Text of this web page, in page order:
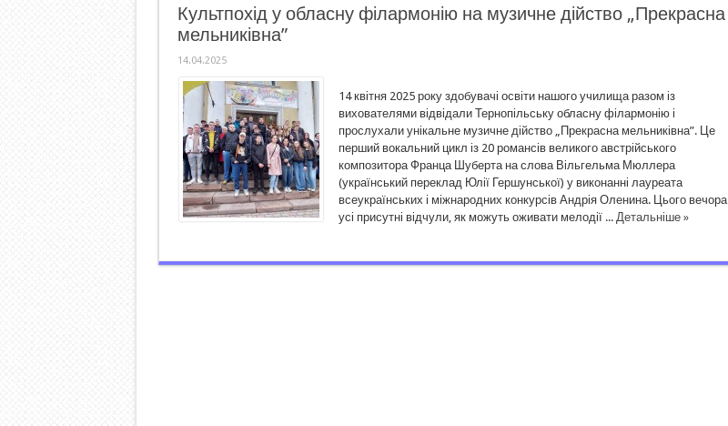
Культпохід у обласну філармонію на музичне дійство „Прекрасна
мельниківна”
14.04.2025
14 квітня 2025 року здобувачі освіти нашого училища разом із
вихователями відвідали Тернопільську обласну філармонію і
прослухали унікальне музичне дійство „Прекрасна мельниківна”. Це
перший вокальний цикл із 20 романсів великого австрійського
композитора Франца Шуберта на слова Вільгельма Мюллера
(український переклад Юлії Гершунської) у виконанні лауреата
всеукраїнських і міжнародних конкурсів Андрія Оленина. Цього вечора
усі присутні відчули, як можуть оживати мелодії ... Детальніше »